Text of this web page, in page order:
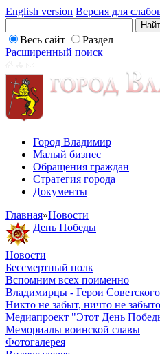
English version Версия для
Весь сайт
Раздел
Расширенный поиск
Город Владимир
Малый бизнес
Обращения граждан
Стратегия города
Документы
Главная»Новости
День Победы
Новости
Бессмертный полк
Вспомним всех поименно
Владимирцы - Герои
Никто не забыт, ничто не забыто
Медиапроект "Этот День
Мемориалы воинской славы
Фотогалерея